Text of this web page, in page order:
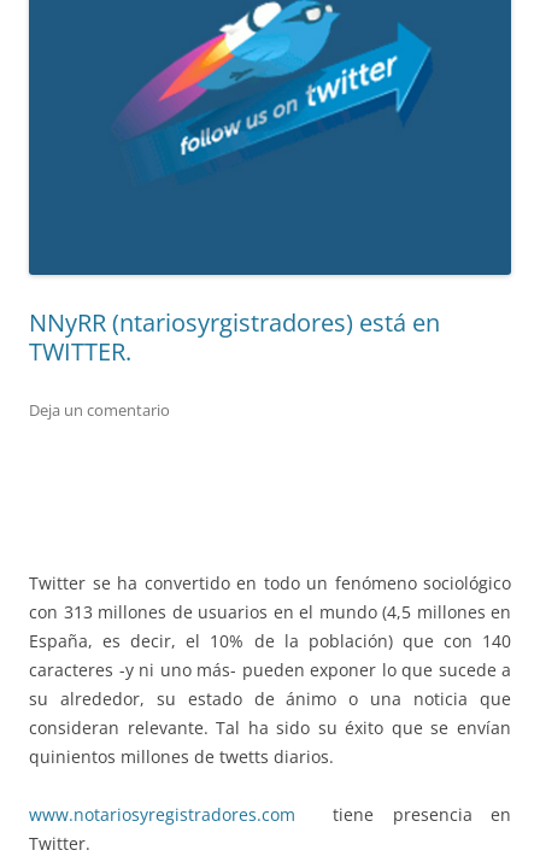
NNyRR (ntariosyrgistradores) está en
TWITTER.
Deja un comentario
Twitter se ha convertido en todo un fenómeno sociológico
con 313 millones de usuarios en el mundo (4,5 millones en
España, es decir, el 10% de la población) que con 140
caracteres -y ni uno más- pueden exponer lo que sucede a
su alrededor, su estado de ánimo o una noticia que
consideran relevante. Tal ha sido su éxito que se envían
quinientos millones de twetts diarios.
www.notariosyregistradores.com tiene presencia en
Twitter.